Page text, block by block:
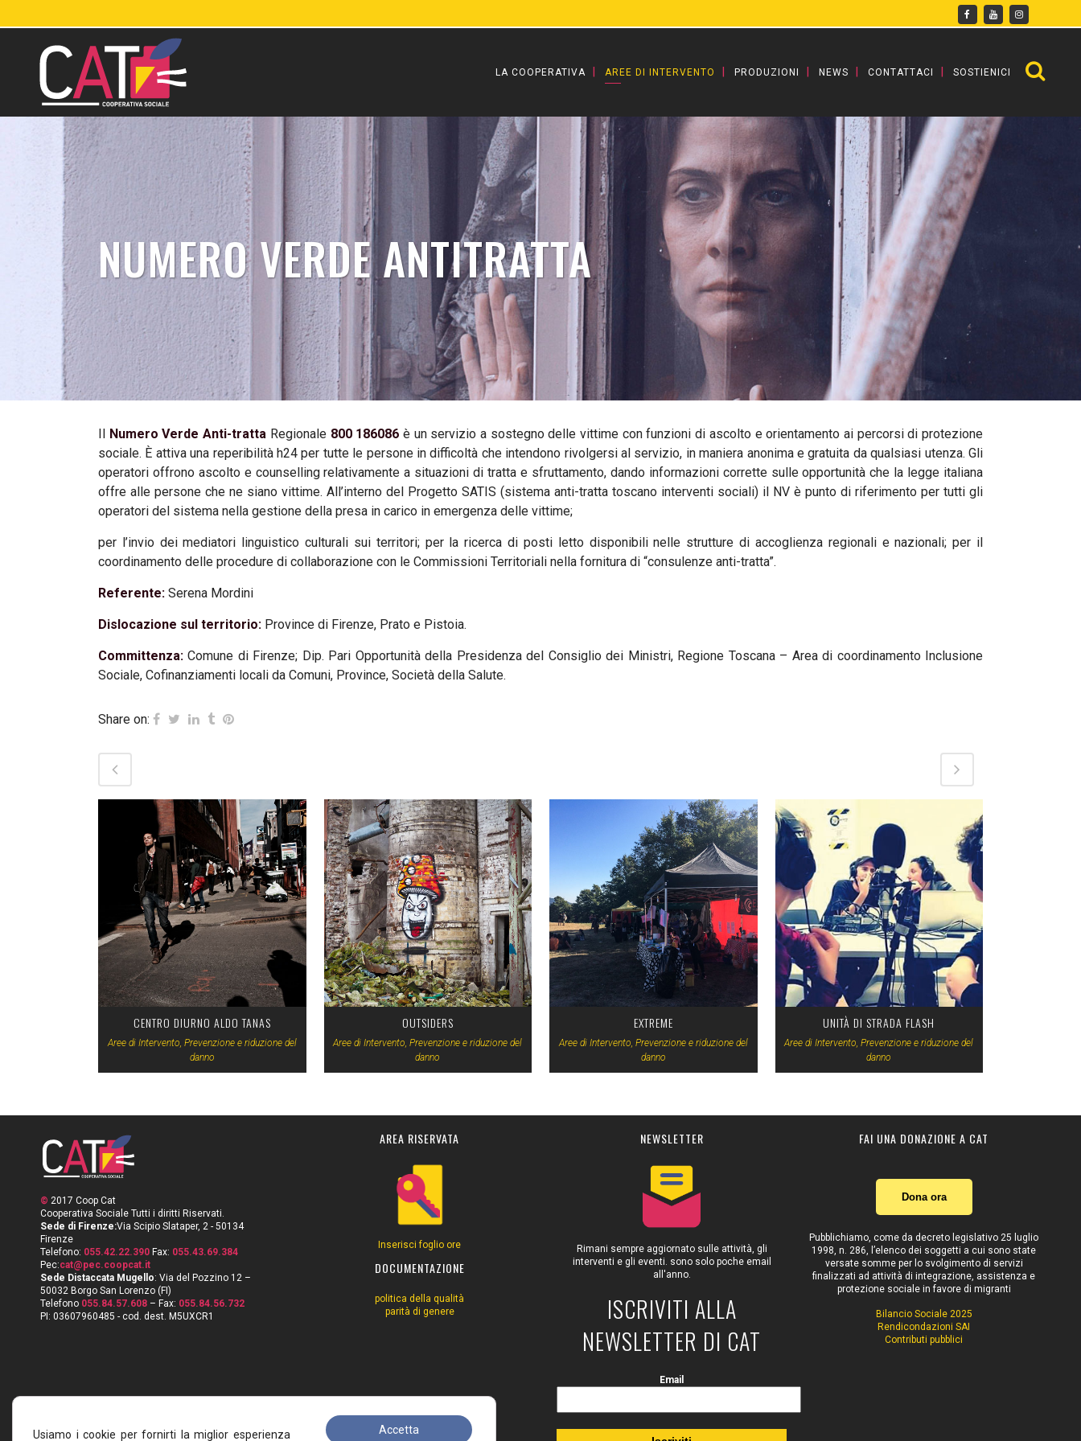
LA COOPERATIVA AREE DI INTERVENTO PRODUZIONI NEWS CONTATTACI SOSTIENICI
NUMERO VERDE ANTITRATTA
Il Numero Verde Anti-tratta Regionale 800 186086 è un servizio a sostegno delle vittime con funzioni di ascolto e orientamento ai percorsi di protezione
sociale. È attiva una reperibilità h24 per tutte le persone in difficoltà che intendono rivolgersi al servizio, in maniera anonima e gratuita da qualsiasi utenza. Gli
operatori offrono ascolto e counselling relativamente a situazioni di tratta e sfruttamento, dando informazioni corrette sulle opportunità che la legge italiana
offre alle persone che ne siano vittime. All’interno del Progetto SATIS (sistema anti-tratta toscano interventi sociali) il NV è punto di riferimento per tutti gli
operatori del sistema nella gestione della presa in carico in emergenza delle vittime;
per l’invio dei mediatori linguistico culturali sui territori; per la ricerca di posti letto disponibili nelle strutture di accoglienza regionali e nazionali; per il
coordinamento delle procedure di collaborazione con le Commissioni Territoriali nella fornitura di “consulenze anti-tratta”.
Referente: Serena Mordini
Dislocazione sul territorio: Province di Firenze, Prato e Pistoia.
Committenza: Comune di Firenze; Dip. Pari Opportunità della Presidenza del Consiglio dei Ministri, Regione Toscana – Area di coordinamento Inclusione
Sociale, Cofinanziamenti locali da Comuni, Province, Società della Salute.
Share on:
VIEW
CENTRO DIURNO ALDO TANAS
Aree di Intervento, Prevenzione e riduzione del
danno
VIEW
OUTSIDERS
Aree di Intervento, Prevenzione e riduzione del
danno
VIEW
EXTREME
Aree di Intervento, Prevenzione e riduzione del
danno
VIEW
UNITÀ DI STRADA FLASH
Aree di Intervento, Prevenzione e riduzione del
danno
© 2017 Coop Cat
Cooperativa Sociale Tutti i diritti Riservati.
Sede di Firenze:Via Scipio Slataper, 2 - 50134
Firenze
Telefono: 055.42.22.390 Fax: 055.43.69.384
Pec:cat@pec.coopcat.it
Sede Distaccata Mugello: Via del Pozzino 12 –
50032 Borgo San Lorenzo (FI)
Telefono 055.84.57.608 – Fax: 055.84.56.732
PI: 03607960485 - cod. dest. M5UXCR1
AREA RISERVATA
Inserisci foglio ore
DOCUMENTAZIONE
politica della qualità
parità di genere
NEWSLETTER
Rimani sempre aggiornato sulle attività, gli
interventi e gli eventi. sono solo poche email
all'anno.
ISCRIVITI ALLA
NEWSLETTER DI CAT
Email
FAI UNA DONAZIONE A CAT
Dona ora
Pubblichiamo, come da decreto legislativo 25 luglio
1998, n. 286, l’elenco dei soggetti a cui sono state
versate somme per lo svolgimento di servizi
finalizzati ad attività di integrazione, assistenza e
protezione sociale in favore di migranti
Bilancio Sociale 2025
Rendicondazioni SAI
Contributi pubblici
Usiamo i cookie per fornirti la miglior esperienza Accetta